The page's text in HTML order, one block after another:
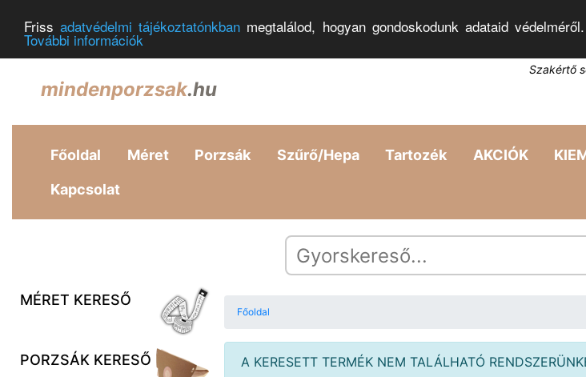
Frissadatvédelmi tájékoztatónkban megtalálod, hogyan gondoskodunk adataid
További információk
mindenporzsak.hu
Szakértő
Főoldal Méret Porzsák Szűrő/Hepa Tartozék AKCIÓK
Kapcsolat
MÉRET KERESŐ
PORZSÁK KERESŐ
Főoldal
A KERESETT TERMÉK NEM TALÁLHATÓ